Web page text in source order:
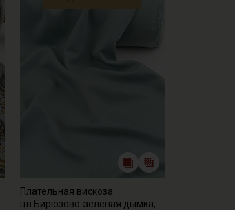
Плательная вискоза
цв.Бирюзово-зеленая дымка,